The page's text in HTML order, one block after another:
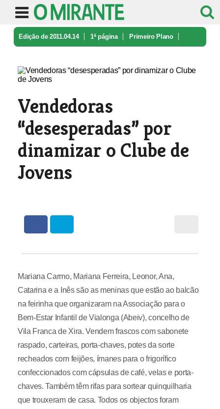
Edição de 2011.04.14 1ª página Primeiro Plano
Vendedoras
“desesperadas” por
dinamizar o Clube de
Jovens
Mariana Carmo, Mariana Ferreira, Leonor, Ana,
Catarina e a Inês são as meninas que estão ao balcão
na feirinha que organizaram na Associação para o
Bem-Estar Infantil de Vialonga (Abeiv), concelho de
Vila Franca de Xira. Vendem frascos com sabonete
raspado, carteiras, porta-chaves, potes da sorte
recheados com feijões, ímanes para o frigorífico
confeccionados com cápsulas de café, velas e porta-
chaves. Também têm rifas para sortear quinquilharia
que trouxeram de casa. Todos os objectos foram